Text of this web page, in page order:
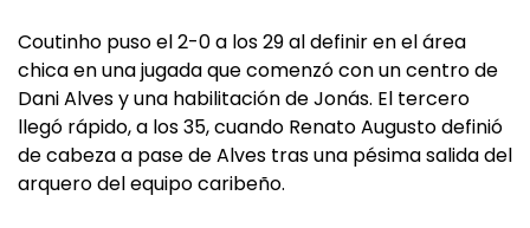
Coutinho puso el 2-0 a los 29 al definir en el área
chica en una jugada que comenzó con un centro de
Dani Alves y una habilitación de Jonás. El tercero
llegó rápido, a los 35, cuando Renato Augusto definió
de cabeza a pase de Alves tras una pésima salida del
arquero del equipo caribeño.